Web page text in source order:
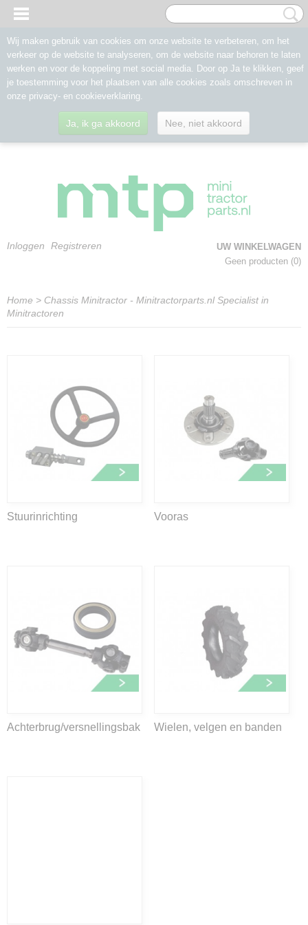
Inloggen Registreren
UW WINKELWAGEN
Geen producten (0)
Home > Chassis Minitractor - Minitractorparts.nl Specialist in
Minitractoren
Stuurinrichting Vooras
Achterbrug/versnellingsbak Wielen, velgen en banden
Wij maken gebruik van cookies om onze website te verbeteren, om het
verkeer op de website te analyseren, om de website naar behoren te laten
werken en voor de koppeling met social media. Door op Ja te klikken, geef
je toestemming voor het plaatsen van alle cookies zoals omschreven in
onze privacy- en cookieverklaring.
Ja, ik ga akkoord Nee, niet akkoord